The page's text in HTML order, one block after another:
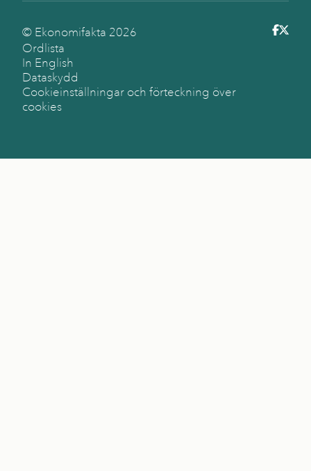
© Ekonomifakta 2026
Ordlista
In English
Dataskydd
Cookieinställningar och förteckning över
cookies